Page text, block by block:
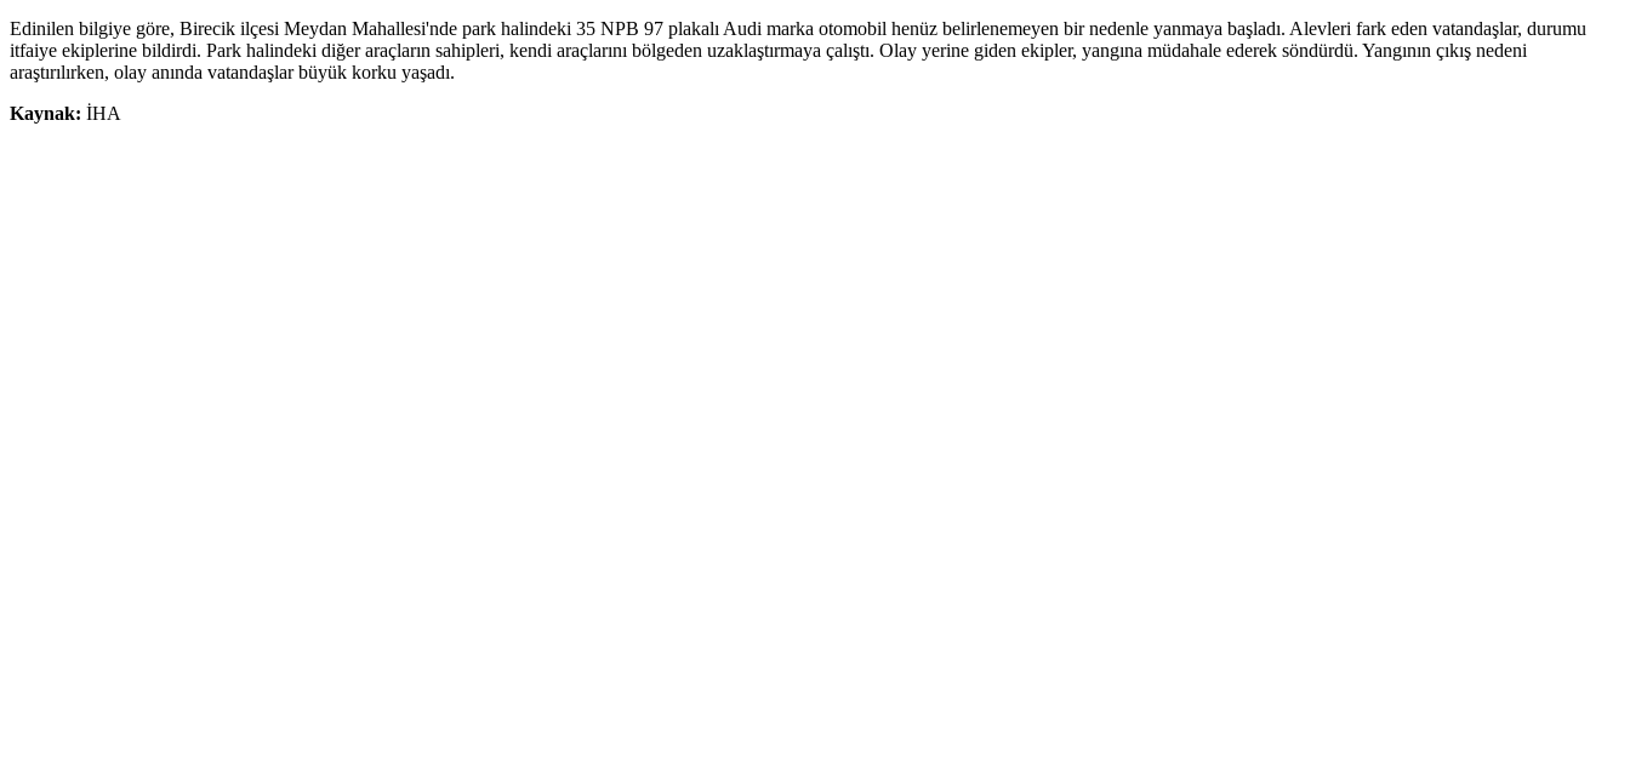
Edinilen bilgiye göre, Birecik ilçesi Meydan Mahallesi'nde park halindeki 35 NPB 97 plakalı Audi marka otomobil henüz belirlenemeyen bir nedenle yanmaya başladı. Alevleri fark eden vatandaşlar, durumu
itfaiye ekiplerine bildirdi. Park halindeki diğer araçların sahipleri, kendi araçlarını bölgeden uzaklaştırmaya çalıştı. Olay yerine giden ekipler, yangına müdahale ederek söndürdü. Yangının çıkış nedeni
araştırılırken, olay anında vatandaşlar büyük korku yaşadı.
Kaynak: İHA